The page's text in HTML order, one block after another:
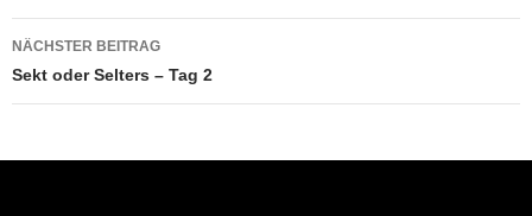
NÄCHSTER BEITRAG
Sekt oder Selters – Tag 2